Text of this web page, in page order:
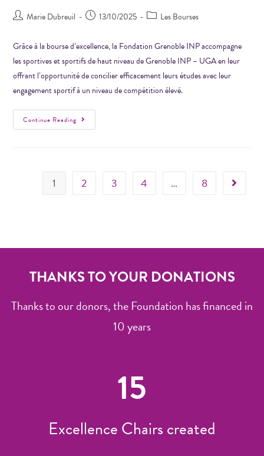
Marie Dubreuil 13/10/2025 Les Bourses
Grâce à la bourse d’excellence, la Fondation Grenoble INP accompagne
les sportives et sportifs de haut niveau de Grenoble INP – UGA en leur
offrant l’opportunité de concilier efficacement leurs études avec leur
engagement sportif à un niveau de compétition élevé.
Continue Reading
1 2 3 4 … 8
THANKS TO YOUR DONATIONS
Thanks to our donors, the Foundation has financed in
10 years
15
Excellence Chairs created